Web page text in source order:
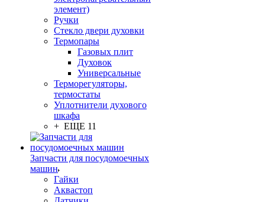
элемент)
Ручки
Стекло двери духовки
Термопары
Газовых плит
Духовок
Универсальные
Терморегуляторы,
термостаты
Уплотнители духового
шкафа
+ ЕЩЕ 11
Запчасти для посудомоечных
машин
Гайки
Аквастоп